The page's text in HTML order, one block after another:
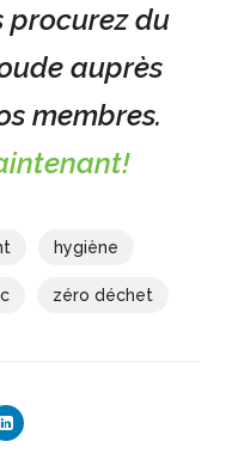
procurez du
auprès
membres.
hygiène
zéro déchet